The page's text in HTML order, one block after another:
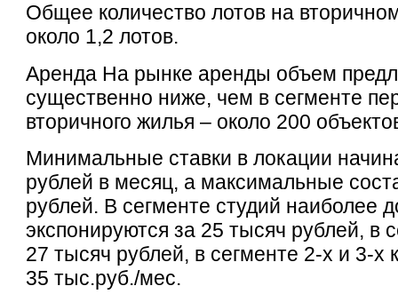
Общее количество лотов на
около 1,2 лотов.
Аренда На рынке аренды объем
существенно ниже, чем в сегменте
вторичного жилья – около 200
Минимальные ставки в локации
рублей в месяц, а максимальные
рублей. В сегменте студий наиболее
экспонируются за 25 тысяч рублей, в
27 тысяч рублей, в сегменте 2-х и 3-х
35 тыс.руб./мес.